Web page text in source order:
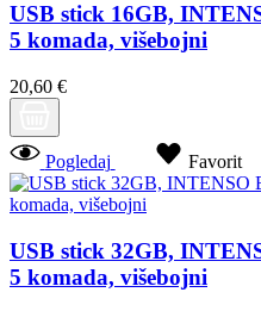
USB stick 16GB,
5 komada, višebojni
20,60 €
Pogledaj Favorit
USB stick 32GB,
5 komada, višebojni